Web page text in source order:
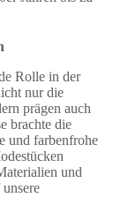
Rolle in der
nur die
prägen auch
brachte die
und farbenfrohe
und